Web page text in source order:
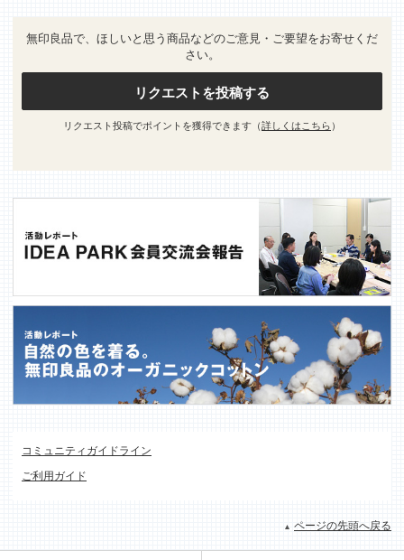
無印良品で、ほしいと思う商品などのご意見・ご要望をお寄せくだ
さい。
リクエストを投稿する
リクエスト投稿でポイントを獲得できます（詳しくはこちら ）
コミュニティガイドライン
ご利用ガイド
ページの先頭へ戻る